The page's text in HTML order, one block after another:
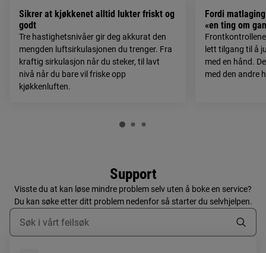
Sikrer at kjøkkenet alltid lukter friskt og
godt
Tre hastighetsnivåer gir deg akkurat den
mengden luftsirkulasjonen du trenger. Fra
kraftig sirkulasjon når du steker, til lavt
nivå når du bare vil friske opp
kjøkkenluften.
Fordi
«en ting om
lett tilgang til å
med en hånd.
med den andre
Support
Visste du at kan løse mindre problem selv uten å boke en service?
Du kan søke etter ditt problem nedenfor så starter du selvhjelpen.
Skriv her for å søke etter supportartikler